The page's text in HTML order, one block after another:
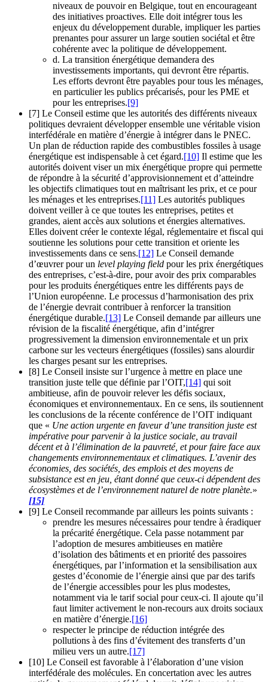
niveaux de pouvoir en Belgique, tout en encourageant
des initiatives proactives. Elle doit intégrer tous les
enjeux du développement durable, impliquer les parties
prenantes pour assurer un large soutien sociétal et être
cohérente avec la politique de développement.
d. La transition énergétique demandera des
investissements importants, qui devront être répartis.
Les efforts devront être payables pour tous les ménages,
en particulier les publics précarisés, pour les PME et
pour les entreprises.[9]
[7] Le Conseil estime que les autorités des différents niveaux
politiques devraient développer ensemble une véritable vision
interfédérale en matière d’énergie à intégrer dans le PNEC.
Un plan de réduction rapide des combustibles fossiles à usage
énergétique est indispensable à cet égard.[10] Il estime que les
autorités doivent viser un mix énergétique propre qui permette
de répondre à la sécurité d’approvisionnement et d’atteindre
les objectifs climatiques tout en maîtrisant les prix, et ce pour
les ménages et les entreprises.[11] Les autorités publiques
doivent veiller à ce que toutes les entreprises, petites et
grandes, aient accès aux solutions et énergies alternatives.
Elles doivent créer le contexte légal, réglementaire et fiscal qui
soutienne les solutions pour cette transition et oriente les
investissements dans ce sens.[12] Le Conseil demande
d’œuvrer pour un level playing field pour les prix énergétiques
des entreprises, c’est-à-dire, pour avoir des prix comparables
pour les produits énergétiques entre les différents pays de
l’Union européenne. Le processus d’harmonisation des prix
de l’énergie devrait contribuer à renforcer la transition
énergétique durable.[13] Le Conseil demande par ailleurs une
révision de la fiscalité énergétique, afin d’intégrer
progressivement la dimension environnementale et un prix
carbone sur les vecteurs énergétiques (fossiles) sans alourdir
les charges pesant sur les entreprises.
[8] Le Conseil insiste sur l’urgence à mettre en place une
transition juste telle que définie par l’OIT,[14] qui soit
ambitieuse, afin de pouvoir relever les défis sociaux,
économiques et environnementaux. En ce sens, ils soutiennent
les conclusions de la récente conférence de l’OIT indiquant
que « Une action urgente en faveur d’une transition juste est
impérative pour parvenir à la justice sociale, au travail
décent et à l’élimination de la pauvreté, et pour faire face aux
changements environnementaux et climatiques. L’avenir des
économies, des sociétés, des emplois et des moyens de
subsistance est en jeu, étant donné que ceux-ci dépendent des
écosystèmes et de l’environnement naturel de notre planète.»
[15]
[9] Le Conseil recommande par ailleurs les points suivants :
prendre les mesures nécessaires pour tendre à éradiquer
la précarité énergétique. Cela passe notamment par
l’adoption de mesures ambitieuses en matière
d’isolation des bâtiments et en priorité des passoires
énergétiques, par l’information et la sensibilisation aux
gestes d’économie de l’énergie ainsi que par des tarifs
de l’énergie accessibles pour les plus modestes,
notamment via le tarif social pour ceux-ci. Il ajoute qu’il
faut limiter activement le non-recours aux droits sociaux
en matière d’énergie.[16]
respecter le principe de réduction intégrée des
pollutions à des fins d’évitement des transferts d’un
milieu vers un autre.[17]
[10] Le Conseil est favorable à l’élaboration d’une vision
interfédérale des molécules. En concertation avec les autres